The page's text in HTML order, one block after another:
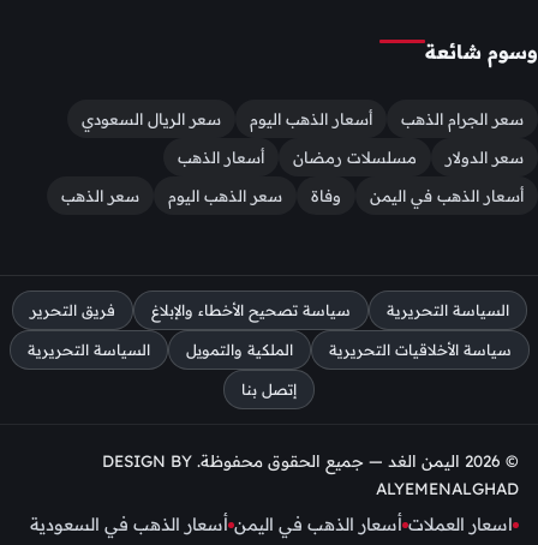
وسوم شائعة
سعر الجرام الذهب أسعار الذهب اليوم
سعر الريال السعودي
سعر الدولار
مسلسلات رمضان
أسعار الذهب
أسعار الذهب في اليمن
وفاة سعر الذهب اليوم سعر الذهب
السياسة التحريرية سياسة تصحيح الأخطاء والإبلاغ فريق التحرير
سياسة الأخلاقيات التحريرية الملكية والتمويل السياسة التحريرية
إتصل بنا
© 2026 اليمن الغد — جميع الحقوق محفوظة. DESIGN BY
ALYEMENALGHAD
اسعار العملات أسعار الذهب في اليمن أسعار الذهب في السعودية